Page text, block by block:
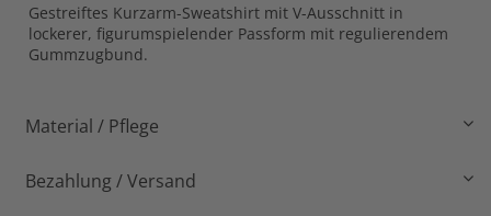
Gestreiftes Kurzarm-Sweatshirt mit V-Ausschnitt in
lockerer, figurumspielender Passform mit regulierendem
Gummzugbund.
Material / Pflege
Bezahlung / Versand